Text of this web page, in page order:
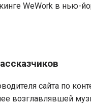
WeWork в нью-
сайта по
возглавлявшей